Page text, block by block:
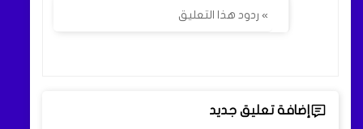
» ردود هذا التعليق
إضافة تعليق جديد